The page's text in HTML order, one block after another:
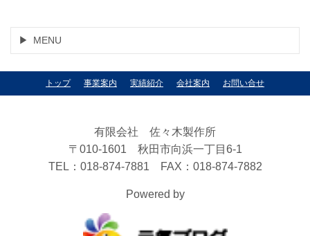
MENU
トップ 事業案内 実績紹介 会社案内 お問い合せ
有限会社 佐々木製作所
〒010-1601 秋田市向浜一丁目6-1
TEL：018-874-7881 FAX：018-874-7882
Powered by